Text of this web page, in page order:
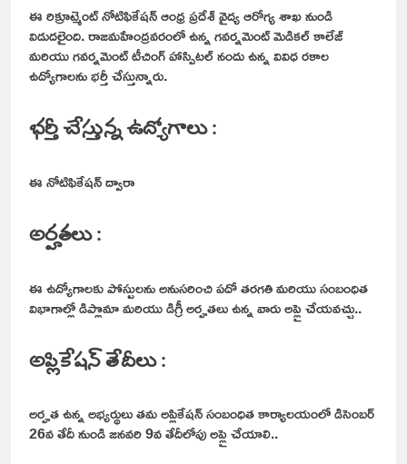
ఈ రిక్రూట్మెంట్ నోటిఫికేషన్ ఆంధ్ర ప్రదేశ్ వైద్య ఆరోగ్య శాఖ నుండి
విడుదలైంది. రాజమహేంద్రవరంలో ఉన్న గవర్నమెంట్ మెడికల్ కాలేజ్
మరియు గవర్నమెంట్ టీచింగ్ హాస్పిటల్ నందు ఉన్న వివిధ రకాల
ఉద్యోగాలను భర్తీ చేస్తున్నారు.
భర్తీ చేస్తున్న ఉద్యోగాలు :
ఈ నోటిఫికేషన్ ద్వారా
అర్హతలు :
ఈ ఉద్యోగాలకు పోస్టులను అనుసరించి పదో తరగతి మరియు సంబంధిత
విభాగాల్లో డిప్లొమా మరియు డిగ్రీ అర్హతలు ఉన్న వారు అప్లై చేయవచ్చు..
అప్లికేషన్ తేదీలు :
అర్హత ఉన్న అభ్యర్థులు తమ అప్లికేషన్ సంబంధిత కార్యాలయంలో డిసెంబర్
26వ తేదీ నుండి జనవరి 9వ తేదీలోపు అప్లై చేయాలి..